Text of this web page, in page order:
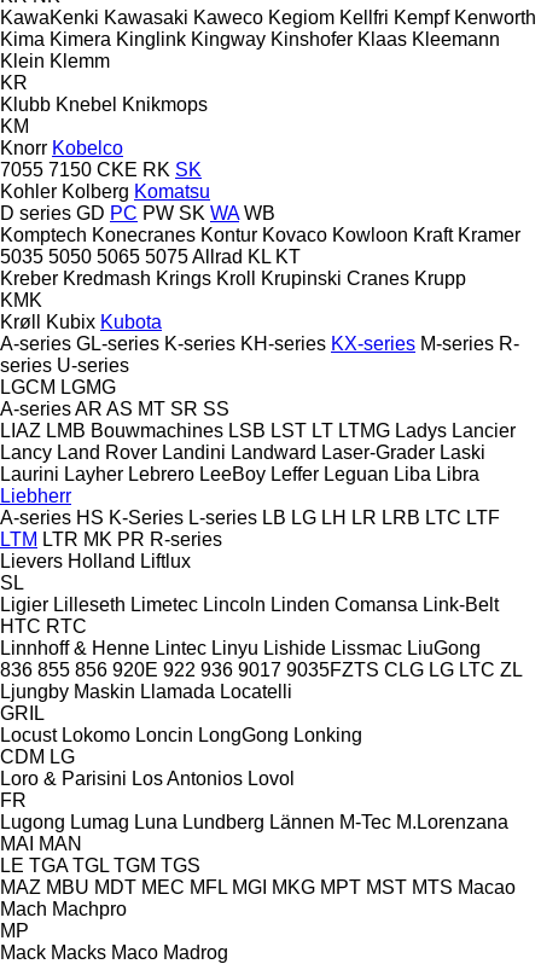
KawaKenki Kawasaki Kaweco Kegiom Kellfri Kempf Kenworth
Kima Kimera Kinglink Kingway Kinshofer Klaas Kleemann
Klein Klemm
KR
Klubb Knebel Knikmops
KM
Knorr Kobelco
7055 7150 CKE RK SK
Kohler Kolberg Komatsu
D series GD PC PW SK WA WB
Komptech Konecranes Kontur Kovaco Kowloon Kraft Kramer
5035 5050 5065 5075Allrad KL KT
Kreber Kredmash Krings Kroll Krupinski Cranes Krupp
KMK
Krøll
Kubix Kubota
A-series GL-series K-series KH-series KX-series M-series R-
series U-series
LGCM LGMG
A-seriesAR AS MT SR SS
LIAZ LMB Bouwmachines LSB LST LT LTMG Ladys Lancier
Lancy Land Rover Landini Landward Laser-Grader Laski
Laurini Layher Lebrero LeeBoy Leffer Leguan Liba Libra
Liebherr
A-series HS K-Series L-series LB LG LH LR LRB LTC LTF
LTM LTR MK PR R-series
Lievers Holland Liftlux
SL
Ligier Lilleseth Limetec Lincoln Linden Comansa Link-Belt
HTC RTC
Linnhoff & Henne Lintec Linyu Lishide Lissmac LiuGong
836 855 856 920E 922 936 9017 9035FZTS CLG LG LTC ZL
Ljungby Maskin Llamada Locatelli
GRIL
Locust Lokomo Loncin LongGong Lonking
CDM LG
Loro & Parisini Los Antonios Lovol
FR
Lugong Lumag Luna Lundberg Lännen M-Tec M.Lorenzana
MAI MAN
LE TGA TGL TGM TGS
MAZ MBU MDT MEC MFL MGI MKG MPT MST MTS Macao
Mach Machpro
MP
Mack Macks Maco Madrog